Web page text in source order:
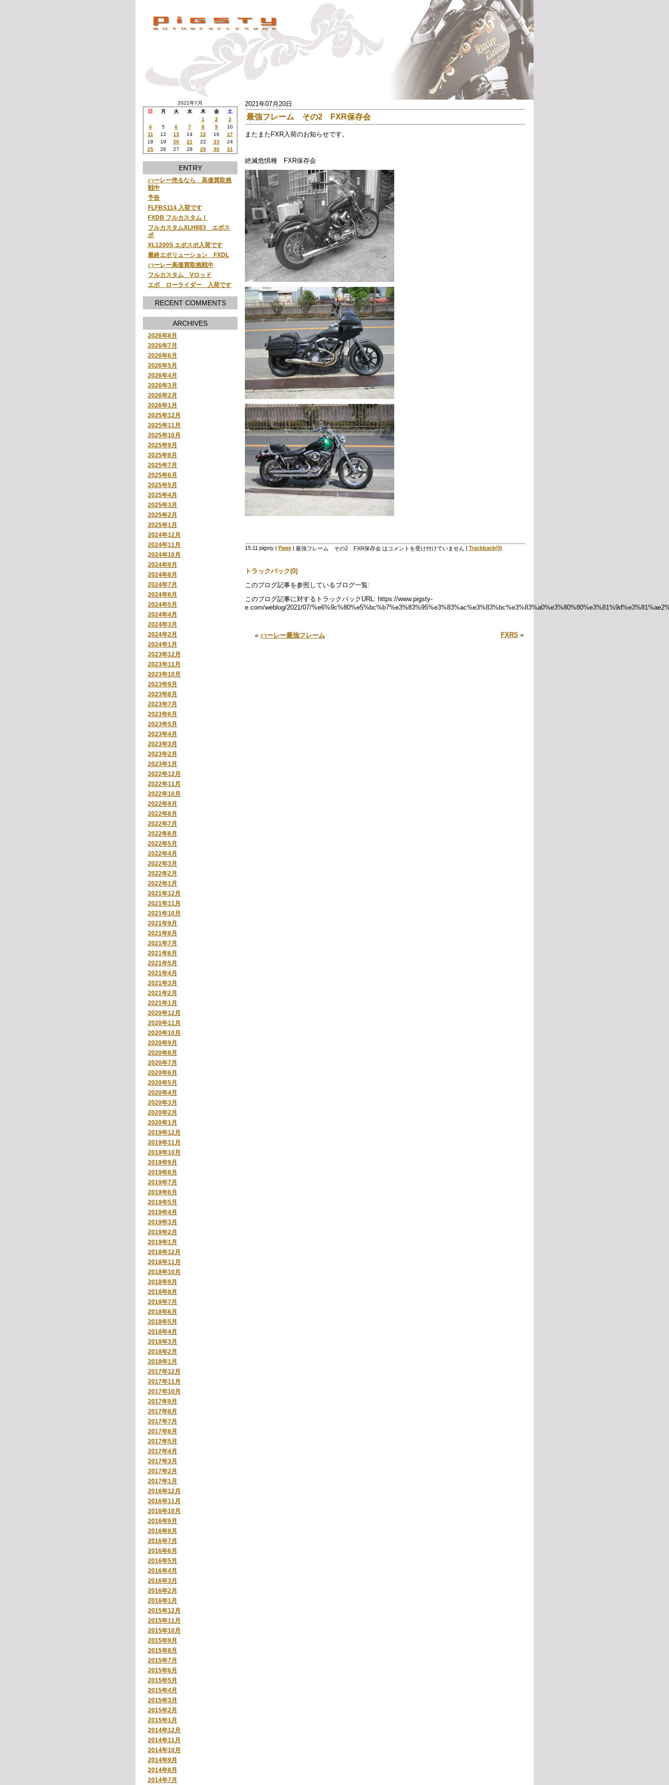
2021年7月
日
月 火 水 木 金
土
1
2
3
4
5 6 7 8 9
10
11
12 13 14 15 16
17
18
19 20 21 22 23
24
25
26 27 28 29 30 31
ENTRY
ハーレー売るなら 高価買取挑
戦中
予告
FLFBS114 入荷です
FXDB フルカスタム！
フルカスタムXLH883 エボス
ポ
XL1200S エボスポ入荷です
最終エボリューション FXDL
ハーレー高価買取挑戦中
フルカスタム Vロッド
エボ ローライダー 入荷です
RECENT COMMENTS
ARCHIVES
2026年8月
2026年7月
2026年6月
2026年5月
2026年4月
2026年3月
2026年2月
2026年1月
2025年12月
2025年11月
2025年10月
2025年9月
2025年8月
2025年7月
2025年6月
2025年5月
2025年4月
2025年3月
2025年2月
2025年1月
2024年12月
2024年11月
2024年10月
2024年9月
2024年8月
2024年7月
2024年6月
2024年5月
2024年4月
2024年3月
2024年2月
2024年1月
2023年12月
2023年11月
2023年10月
2023年9月
2023年8月
2023年7月
2023年6月
2023年5月
2023年4月
2023年3月
2023年2月
2023年1月
2022年12月
2022年11月
2022年10月
2022年9月
2022年8月
2022年7月
2022年6月
2022年5月
2022年4月
2022年3月
2022年2月
2022年1月
2021年12月
2021年11月
2021年10月
2021年9月
2021年8月
2021年7月
2021年6月
2021年5月
2021年4月
2021年3月
2021年2月
2021年1月
2020年12月
2020年11月
2020年10月
2020年9月
2020年8月
2020年7月
2020年6月
2020年5月
2020年4月
2020年3月
2020年2月
2020年1月
2019年12月
2019年11月
2019年10月
2019年9月
2019年8月
2019年7月
2019年6月
2019年5月
2019年4月
2019年3月
2019年2月
2019年1月
2018年12月
2018年11月
2018年10月
2018年9月
2018年8月
2018年7月
2018年6月
2018年5月
2018年4月
2018年3月
2018年2月
2018年1月
2017年12月
2017年11月
2017年10月
2017年9月
2017年8月
2017年7月
2017年6月
2017年5月
2017年4月
2017年3月
2017年2月
2017年1月
2016年12月
2016年11月
2016年10月
2016年9月
2016年8月
2016年7月
2016年6月
2016年5月
2016年4月
2016年3月
2016年2月
2016年1月
2015年12月
2015年11月
2015年10月
2015年9月
2015年8月
2015年7月
2015年6月
2015年5月
2015年4月
2015年3月
2015年2月
2015年1月
2014年12月
2014年11月
2014年10月
2014年9月
2014年8月
2014年7月
2021年07月20日
最強フレーム その2 FXR保存会
またまたFXR入荷のお知らせです。
絶滅危惧種 FXR保存会
15:11 pigsty | Page | 最強フレーム その2 FXR保存会 は コメントを受け付けていません | Trackback(0)
トラックバック(0)
このブログ記事を参照しているブログ一覧:
このブログ記事に対するトラックバックURL: https://www.pigsty-
e.com/weblog/2021/07/
« ハーレー最強フレーム FXRS »